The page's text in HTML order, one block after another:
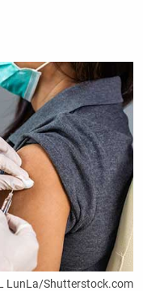
LunLa/Shutterstock.com